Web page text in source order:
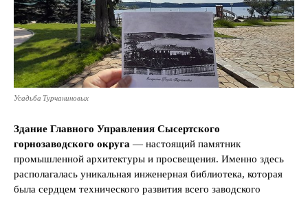
Усадьба Турчаниновых
Здание Главного Управления Сысертского
горнозаводского округа — настоящий памятник
промышленной архитектуры и просвещения. Именно здесь
располагалась уникальная инженерная библиотека, которая
была сердцем технического развития всего заводского